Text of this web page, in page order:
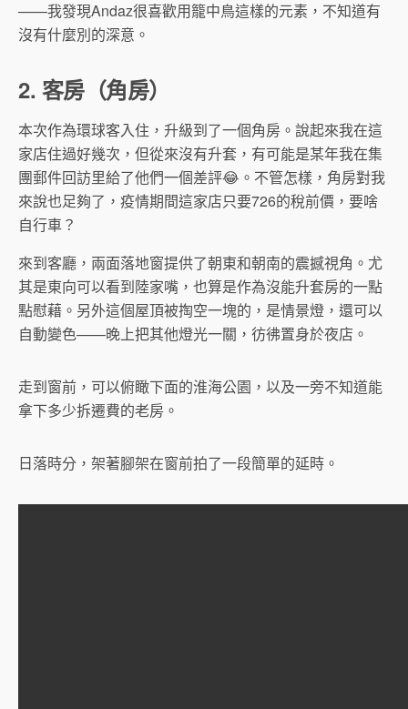
——我發現Andaz很喜歡用籠中鳥這樣的元素，不知道有
沒有什麼別的深意。
2. 客房（角房）
本次作為環球客入住，升級到了一個角房。說起來我在這
家店住過好幾次，但從來沒有升套，有可能是某年我在集
團郵件回訪里給了他們一個差評😂。不管怎樣，角房對我
來說也足夠了，疫情期間這家店只要726的稅前價，要啥
自行車？
來到客廳，兩面落地窗提供了朝東和朝南的震撼視角。尤
其是東向可以看到陸家嘴，也算是作為沒能升套房的一點
點慰藉。另外這個屋頂被掏空一塊的，是情景燈，還可以
自動變色——晚上把其他燈光一關，彷彿置身於夜店。
走到窗前，可以俯瞰下面的淮海公園，以及一旁不知道能
拿下多少拆遷費的老房。
日落時分，架著腳架在窗前拍了一段簡單的延時。